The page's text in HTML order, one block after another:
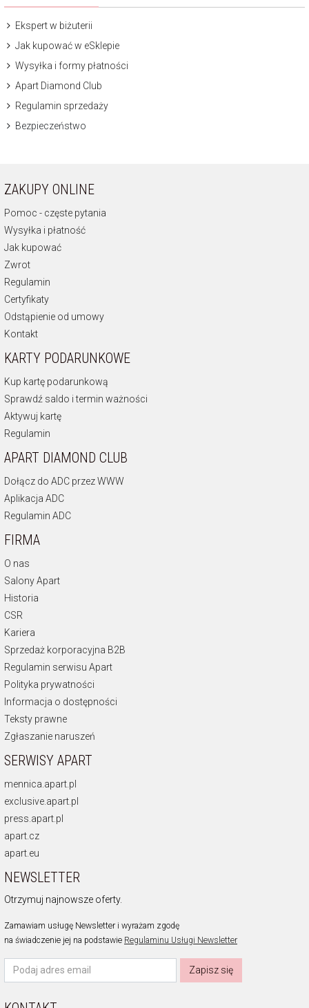
Ekspert w biżuterii
Jak kupować w eSklepie
Wysyłka i formy płatności
Apart Diamond Club
Regulamin sprzedaży
Bezpieczeństwo
ZAKUPY ONLINE
Pomoc - częste pytania
Wysyłka i płatność
Jak kupować
Zwrot
Regulamin
Certyfikaty
Odstąpienie od umowy
Kontakt
KARTY PODARUNKOWE
Kup kartę podarunkową
Sprawdź saldo i termin ważności
Aktywuj kartę
Regulamin
APART DIAMOND CLUB
Dołącz do ADC przez WWW
Aplikacja ADC
Regulamin ADC
FIRMA
O nas
Salony Apart
Historia
CSR
Kariera
Sprzedaż korporacyjna B2B
Regulamin serwisu Apart
Polityka prywatności
Informacja o dostępności
Teksty prawne
Zgłaszanie naruszeń
SERWISY APART
mennica.apart.pl
exclusive.apart.pl
press.apart.pl
apart.cz
apart.eu
NEWSLETTER
Otrzymuj najnowsze oferty.
Zamawiam usługę Newsletter i wyrażam zgodę
na świadczenie jej na podstawie Regulaminu Usługi Newsletter
Zapisz się